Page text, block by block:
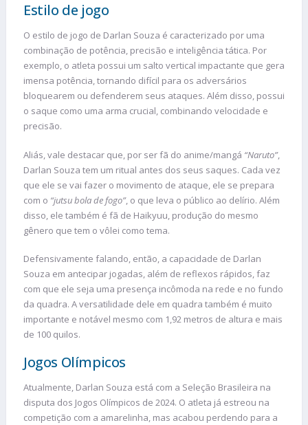
Estilo de jogo
O estilo de jogo de Darlan Souza é caracterizado por uma
combinação de potência, precisão e inteligência tática. Por
exemplo, o atleta possui um salto vertical impactante que gera
imensa potência, tornando difícil para os adversários
bloquearem ou defenderem seus ataques. Além disso, possui
o saque como uma arma crucial, combinando velocidade e
precisão.
Aliás, vale destacar que, por ser fã do anime/mangá “Naruto”,
Darlan Souza tem um ritual antes dos seus saques. Cada vez
que ele se vai fazer o movimento de ataque, ele se prepara
com o “jutsu bola de fogo”, o que leva o público ao delírio. Além
disso, ele também é fã de Haikyuu, produção do mesmo
gênero que tem o vôlei como tema.
Defensivamente falando, então, a capacidade de Darlan
Souza em antecipar jogadas, além de reflexos rápidos, faz
com que ele seja uma presença incômoda na rede e no fundo
da quadra. A versatilidade dele em quadra também é muito
importante e notável mesmo com 1,92 metros de altura e mais
de 100 quilos.
Jogos Olímpicos
Atualmente, Darlan Souza está com a Seleção Brasileira na
disputa dos Jogos Olímpicos de 2024. O atleta já estreou na
competição com a amarelinha, mas acabou perdendo para a